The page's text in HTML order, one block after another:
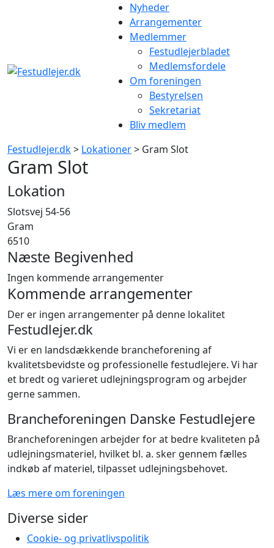
Nyheder
Arrangementer
Medlemmer
Festudlejerbladet
Medlemsfordele
Om foreningen
Bestyrelsen
Sekretariat
Bliv medlem
Festudlejer.dk> Lokationer> Gram Slot
Gram Slot
Lokation
Slotsvej 54-56
Gram
6510
Næste Begivenhed
Ingen kommende arrangementer
Kommende arrangementer
Der er ingen arrangementer på denne lokalitet
Festudlejer.dk
Vi er en landsdækkende brancheforening af
kvalitetsbevidste og professionelle festudlejere. Vi har
et bredt og varieret udlejningsprogram og arbejder
gerne sammen.
Brancheforeningen Danske Festudlejere
Brancheforeningen arbejder for at bedre kvaliteten på
udlejningsmateriel, hvilket bl. a. sker gennem fælles
indkøb af materiel, tilpasset udlejningsbehovet.
Læs mere om foreningen
Diverse sider
Cookie- og privatlivspolitik